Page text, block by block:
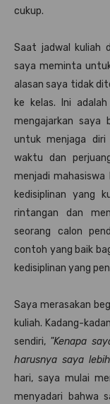
cukup.
Saat jadwal kuliah
saya meminta
alasan saya tidak
ke kelas. Ini
mengajarkan saya
untuk menjaga
waktu dan
menjadi mahasiswa
kedisiplinan yang
rintangan dan
seorang calon
contoh yang baik
kedisiplinan yang
Saya merasakan
kuliah. Kadang-
sendiri, "Kenapa
harusnya saya
hari, saya mulai
menyadari bahwa